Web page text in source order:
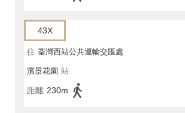
43X
往 荃灣西站公共運輸交匯處
濱景花園 站
距離 230m